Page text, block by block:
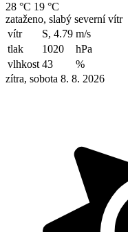
28 °C 19 °C
zataženo, slabý severní vítr
vítr
S, 4.79 m/s
tlak
1020
hPa
vlhkost 43
%
zítra, sobota 8. 8. 2026